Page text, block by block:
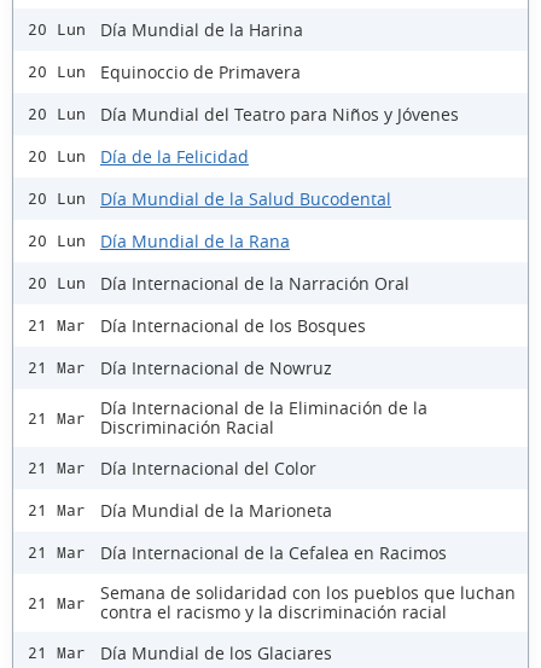
20 Lun Día Mundial de la Harina
20 Lun Equinoccio de Primavera
20 Lun Día Mundial del Teatro para Niños y Jóvenes
20 Lun Día de la Felicidad
20 Lun Día Mundial de la Salud Bucodental
20 Lun Día Mundial de la Rana
20 Lun Día Internacional de la Narración Oral
21 Mar Día Internacional de los Bosques
21 Mar Día Internacional de Nowruz
21 Mar
Día Internacional de la Eliminación de la
Discriminación Racial
21 Mar Día Internacional del Color
21 Mar Día Mundial de la Marioneta
21 Mar Día Internacional de la Cefalea en Racimos
21 Mar
Semana de solidaridad con los pueblos que luchan
contra el racismo y la discriminación racial
21 Mar Día Mundial de los Glaciares